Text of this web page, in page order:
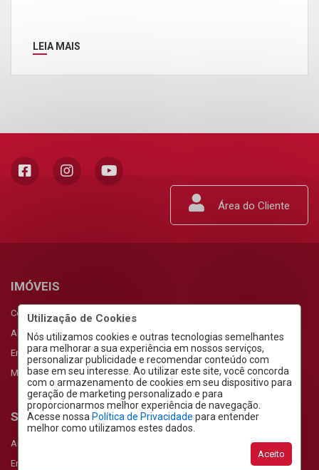
Utilização de Cookies
Nós utilizamos cookies e outras tecnologias semelhantes
para melhorar a sua experiência em nossos serviços,
personalizar publicidade e recomendar conteúdo com
base em seu interesse. Ao utilizar este site, você concorda
com o armazenamento de cookies em seu dispositivo para
geração de marketing personalizado e para
proporcionarmos melhor experiência de navegação.
Acesse nossa Política de Privacidade para entender
melhor como utilizamos estes dados.
Aceito
LEIA MAIS
Área do Cliente
IMÓVEIS
Comprar
Alugar
Empreendimentos
Meus Favoritos
SERVIÇOS
Anunciar Imóvel
Encomendar Imóvel